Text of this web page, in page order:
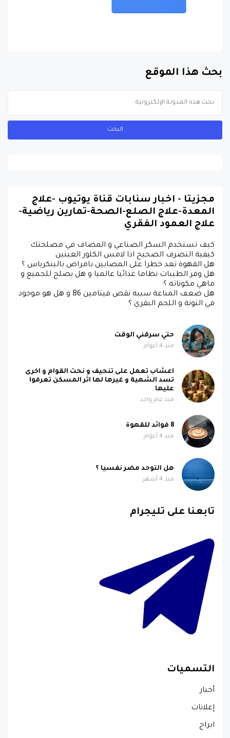
بحث هذا الموقع
مجزيتا - اخبار سنابات قناة يوتيوب -علاج
المعدة-علاج الصلع-الصحة-تمارين رياضية-
علاج العمود الفقري
كيف تستخدم السكر الصناعي و المضاف في مصلحتك
كيفية التصرف الصحيح اذا لامس الكلور العينين
هل القهوة تعد خطرا على المصابين بامراض بالبنكرياس ؟
هل وفر الطيبات نظاما غذائيا عالميا و هل يصلح للجميع و
ماهي مكوناته ؟
هل ضعف المناعة سببه نقص فيتامين B6 و هل هو موجود
في التونة و اللحم البقري ؟
حتي سرقني الوقت
منذ 4 أعوام
اعشاب تعمل على تنحيف و نحت القوام و اخرى
تسد الشهية و غيرها لها اثر المسكن تعرفوا
عليها
منذ عام واحد
8 فوائد للقهوة
منذ 4 أعوام
هل التوحد مضر نفسيا ؟
منذ 4 أشهر
تابعنا على تليجرام
التسميات
أخبار
إعلانات
ابراج